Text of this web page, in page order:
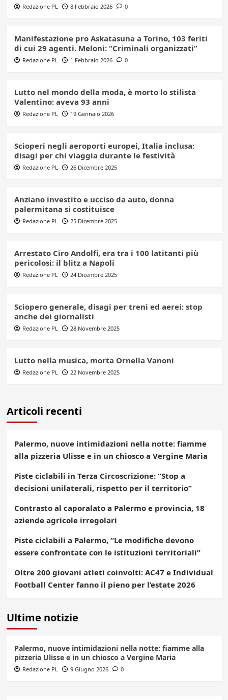
Redazione PL 8 Febbraio 2026 0
Manifestazione pro Askatasuna a Torino, 103 feriti
di cui 29 agenti. Meloni: “Criminali organizzati”
Redazione PL 1 Febbraio 2026 0
Lutto nel mondo della moda, è morto lo stilista
Valentino: aveva 93 anni
Redazione PL 19 Gennaio 2026
Scioperi negli aeroporti europei, Italia inclusa:
disagi per chi viaggia durante le festività
Redazione PL 26 Dicembre 2025
Anziano investito e ucciso da auto, donna
palermitana si costituisce
Redazione PL 25 Dicembre 2025
Arrestato Ciro Andolfi, era tra i 100 latitanti più
pericolosi: il blitz a Napoli
Redazione PL 24 Dicembre 2025
Sciopero generale, disagi per treni ed aerei: stop
anche dei giornalisti
Redazione PL 28 Novembre 2025
Lutto nella musica, morta Ornella Vanoni
Redazione PL 22 Novembre 2025
Articoli recenti
Palermo, nuove intimidazioni nella notte: fiamme
alla pizzeria Ulisse e in un chiosco a Vergine Maria
Piste ciclabili in Terza Circoscrizione: “Stop a
decisioni unilaterali, rispetto per il territorio”
Contrasto al caporalato a Palermo e provincia, 18
aziende agricole irregolari
Piste ciclabili a Palermo, “Le modifiche devono
essere confrontate con le istituzioni territoriali”
Oltre 200 giovani atleti coinvolti: AC47 e Individual
Football Center fanno il pieno per l’estate 2026
Ultime notizie
Palermo, nuove intimidazioni nella notte: fiamme alla
pizzeria Ulisse e in un chiosco a Vergine Maria
Redazione PL 9 Giugno 2026 0